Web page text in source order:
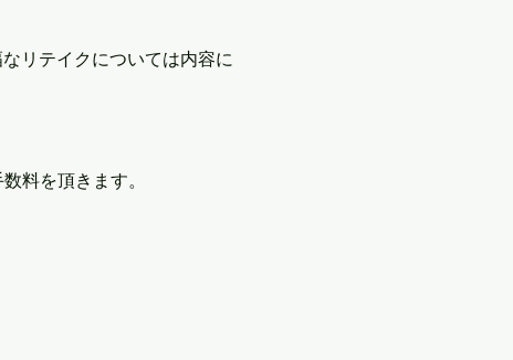
リテイクについては内容に
料を頂きます。